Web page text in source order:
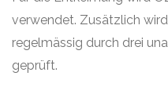
verwendet. Zusätzlich
regelmässig durch drei
geprüft.